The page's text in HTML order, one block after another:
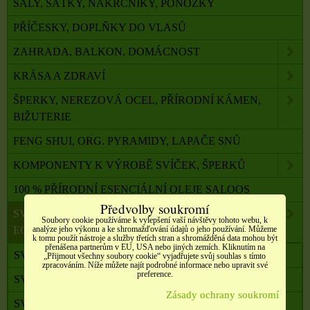
ŠÁLY, ŠÁTKY, NÁKRČNÍKY, PONOŽKY
PŘÍČESKY, DOPLŇKY DO VLASŮ
ZAHRADA, BALKON, DOMÁCNOST
KRÁSA A ZDRAVÍ
ŠPERKY, NEREZOVÁ OCEL, PŘÍRODNÍ KÁMEN,
BIŽUTERIE
FENG SHUI, ORG. PYRAMIDY, LAPAČE SNŮ
KOMPONENTY K VÝROBĚ SVÍČEK, ŠPERKŮ
100 % PŘÍRODNÍ ESENCIÁLNÍ OLEJE SALOOS
SVÍČKY Z PALMOVÉHO A SÓJOVÉHO VOSKU
ECO
SVÍČKY S RITUÁLEM
SVÍČKY RITUÁLNÍ S RUNAMI
SVÍČKY PRO RŮZNÉ RITUÁLY
Předvolby soukromí
Soubory cookie používáme k vylepšení vaší návštěvy tohoto webu, k
analýze jeho výkonu a ke shromažďování údajů o jeho používání. Můžeme
k tomu použít nástroje a služby třetích stran a shromážděná data mohou být
přenášena partnerům v EU, USA nebo jiných zemích. Kliknutím na
„Přijmout všechny soubory cookie“ vyjadřujete svůj souhlas s tímto
zpracováním. Níže můžete najít podrobné informace nebo upravit své
preference.
Zásady ochrany soukromí